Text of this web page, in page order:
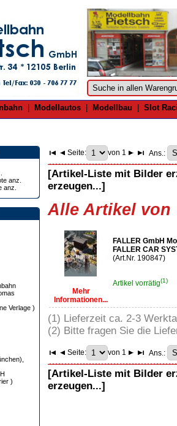
Modellautos Modellbau Slot
anz.
anz.
Verlage )
)
Seite: von 1 Ans.:
[Artikel-Liste mit Bilder
erzeugen...]
Alle Artikel von
Mehr
Informationen...
FALLER GmbH
FALLER CAR
(Art.Nr. 190847)
Artikel vorrätig(1)
(1) Lieferzeit ca. 2-3
(2) Bitte fragen Sie die
Seite: von 1 Ans.:
[Artikel-Liste mit Bilder
erzeugen...]